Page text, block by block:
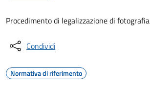
Procedimento di legalizzazione di fotografia
Condividi
Normativa di riferimento